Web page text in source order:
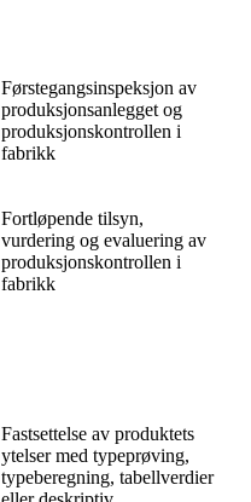
Førstegangsinspeksjon av
produksjonsanlegget og
produksjonskontrollen i
fabrikk
Fortløpende tilsyn,
vurdering og evaluering av
produksjonskontrollen i
fabrikk
Fastsettelse av produktets
ytelser med typeprøving,
typeberegning, tabellverdier